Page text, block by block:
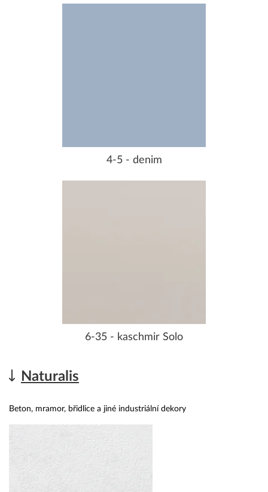
4-5 - denim
6-35 - kaschmir Solo
Naturalis
Beton, mramor, břidlice a jiné industriální dekory